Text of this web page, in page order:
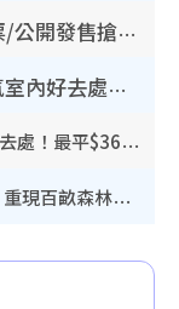
人夫集團｜Klook套票/優先訂票/公開發售搶飛攻略！附票價.購票連結.場地座位表
香港室內好去處｜逾35大歎冷氣室內好去處推介 室內活動免費避雨無懼落雨
唱K推介2026︱全港13大卡啦OK好去處！最平$36起 日文K都有！(附地址+收費詳情)
小熊維尼100週年快閃店登陸又一城 重現百畝森林經典場景／獨家限定盲盒登場／專屬DIY香水